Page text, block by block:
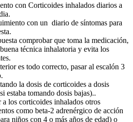
con Corticoides inhalados diarios a
con un diario de síntomas para
comprobar que toma la medicación,
técnica inhalatoria y evita los
es todo correcto, pasar al escalón 3
la dosis de corticoides a dosis
estaba tomando dosis bajas)..
a los corticoides inhalados otros
como beta-2 adrenérgico de acción
niños con 4 o más años de edad) o